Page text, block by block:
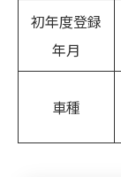
初年度登録
年月
車種